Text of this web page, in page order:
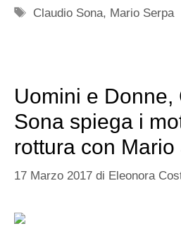
Tag
Claudio Sona, Mario Serpa
Uomini e Donne,
Sona spiega i
rottura con Mario
17 Marzo 2017 di Eleonora